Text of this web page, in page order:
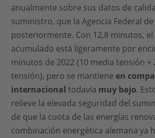
anualmente sobre sus datos de
suministro, que la Agencia Federal de
posteriormente. Con 12,8 minutos, el
acumulado está ligeramente por
minutos de 2022 (10 media tensión +
tensión), pero se mantiene en
internacional todavía muy bajo.
relieve la elevada seguridad del
de que la cuota de las energías
combinación energética alemana ya